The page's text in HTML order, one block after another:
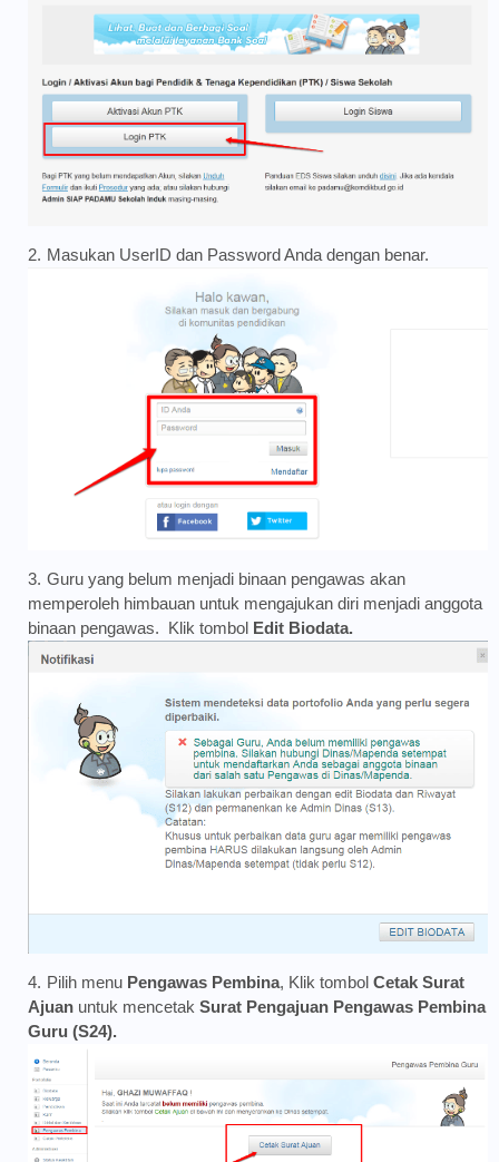
Masukan UserID dan Password Anda dengan benar.
Guru yang belum menjadi binaan pengawas akan
memperoleh himbauan untuk mengajukan diri menjadi anggota
binaan pengawas. Klik tombol Edit Biodata.
Pilih menu Pengawas Pembina, Klik tombol Cetak Surat
Ajuan untuk mencetak Surat Pengajuan Pengawas Pembina
Guru (S24).